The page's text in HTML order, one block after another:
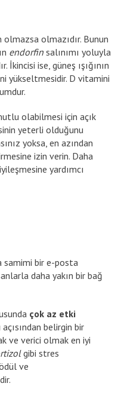
olmazsa olmazıdır. Bunun
endorfin salınımı yoluyla
İkincisi ise, güneş ışığının
yükseltmesidir. D vitamini
olabilmesi için açık
yeterli olduğunu
yoksa, en azından
izin verin. Daha
yardımcı
samimi bir e-posta
daha yakın bir bağ
çok az etki
belirgin bir
ve verici olmak en iyi
gibi stres
ve